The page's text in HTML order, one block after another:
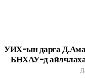
УИХ-ын дарга
БНХАУ-д